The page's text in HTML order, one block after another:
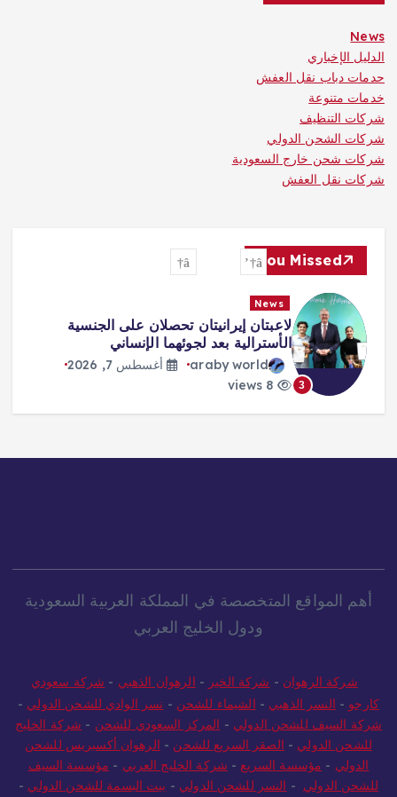
News
الدليل الإخباري
حدمات دباب نقل العفش
خدمات متنوعة
شركات التنظيف
شركات الشحن الدولي
شركات شحن خارج السعودية
شركات نقل العفش
You Missed
3
News
لاعبتان إيرانيتان تحصلان على الجنسية
الأسترالية بعد لجوئهما الإنساني
araby world
أغسطس 7, 2026
أهم المواقع المتخصصة في المملكة العربية السعودية
ودول الخليج العربي
شركة الرهوان - شركة الخير - الرهوان الذهبي - شركة سعودي
كارجو - النسر الذهبي - الشيماء للشحن - نسر الوادي للشحن الدولي -
شركة السيف للشحن الدولي - المركز السعودي للشحن - شركة الخليج
للشحن الدولي - الصقر السريع للشحن - الرهوان أكسبريس للشحن
الدولي - مؤسسة السريع - شركة الخليج العربي - مؤسسة السيف
للشحن الدولي - النسر للشحن الدولي - بيت البسمة للشحن الدولي -